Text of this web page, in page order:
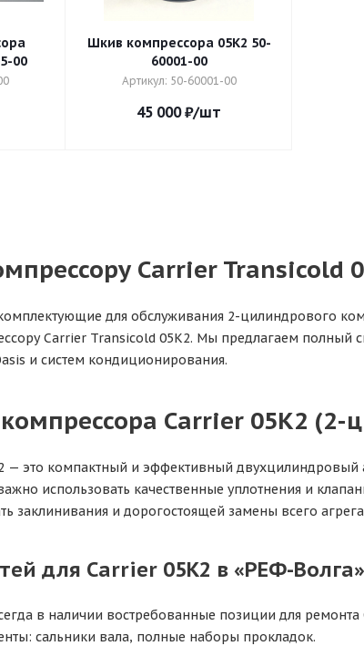
00
Шкив компрессора 05К2 50-
60001-00
Артикул: 50-60001-00
45 000₽/шт
Carrier Transicold
для обслуживания 2-цилиндрового
Carrier Transicold 05K2. Мы предлагаем полный
и систем кондиционирования.
Carrier 05K2
— это компактный и эффективный двухцилиндровый
использовать качественные уплотнения и
заклинивания и дорогостоящей замены всего
для Carrier 05K2 в «РЕФ-Волга»
в наличии востребованные позиции для ремонта
сальники вала, полные наборы прокладок.